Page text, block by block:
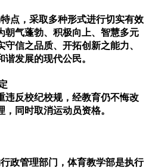
点，采取多种形式进行切实有效
朝气蓬勃、积极向上、智慧多元
信之品质、开拓创新之能力、
发展的现代公民。
违反校纪校规，经教育仍不悔改
同时取消运动员资格。
政管理部门，体育教学部是执行